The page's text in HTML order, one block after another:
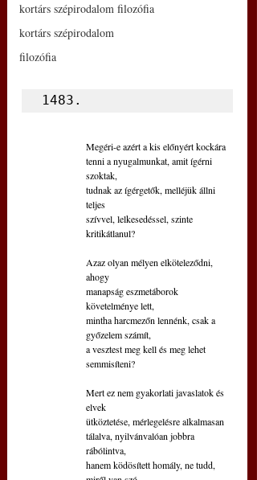
kortárs szépirodalom filozófia
kortárs szépirodalom
filozófia
1483.
Megéri-e azért a kis előnyért kockára
tenni a nyugalmunkat, amit ígérni
szoktak,
tudnak az ígérgetők, melléjük állni
teljes
szívvel, lelkesedéssel, szinte
kritikátlanul?
Azaz olyan mélyen elköteleződni,
ahogy
manapság eszmetáborok
követelménye lett,
mintha harcmezőn lennénk, csak a
győzelem számít,
a vesztest meg kell és meg lehet
semmisíteni?
Mert ez nem gyakorlati javaslatok és
elvek
ütköztetése, mérlegelésre alkalmasan
tálalva, nyilvánvalóan jobbra
rábólintva,
hanem ködösített homály, ne tudd,